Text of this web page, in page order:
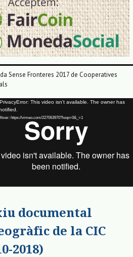
Sense Fronteres 2017 de Cooperatives
This video isn't available. The owner has
https://vimeo.com/227063970?loop=0&_=1
documental
de la CIC
2018)